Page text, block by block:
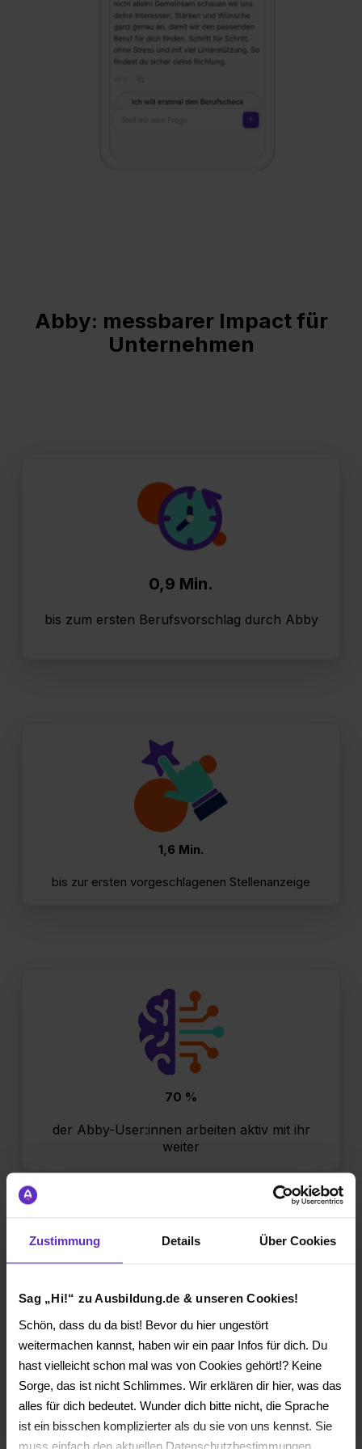
Zustimmung Details Über Cookies
Sag „Hi!“ zu Ausbildung.de & unseren Cookies!
Schön, dass du da bist! Bevor du hier ungestört
weitermachen kannst, haben wir ein paar Infos für dich. Du
hast vielleicht schon mal was von Cookies gehört!? Keine
Sorge, das ist nicht Schlimmes. Wir erklären dir hier, was das
alles für dich bedeutet. Wunder dich bitte nicht, die Sprache
ist ein bisschen komplizierter als du sie von uns kennst. Sie
muss einfach den aktuellen Datenschutzbestimmungen
Abby: messbarer Impact für
Unternehmen
0,9 Min.
bis zum ersten Berufsvorschlag durch Abby
1,6 Min.
bis zur ersten vorgeschlagenen Stellenanzeige
70 %
der Abby-User:innen arbeiten aktiv mit ihr
weiter
25 %
klicken nach Stellenaufruf über Abby auf
„Bewerben“